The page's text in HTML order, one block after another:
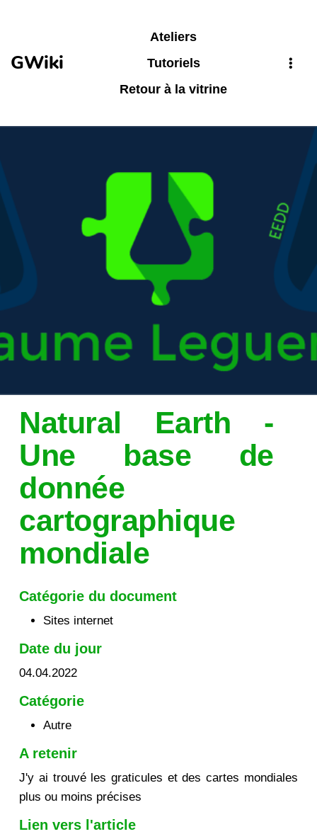
GWiki
Ateliers
Tutoriels
Retour à la vitrine
Natural Earth -
Une base de
donnée
cartographique
mondiale
Catégorie du document
Sites internet
Date du jour
04.04.2022
Catégorie
Autre
A retenir
J'y ai trouvé les graticules et des cartes mondiales
plus ou moins précises
Lien vers l'article